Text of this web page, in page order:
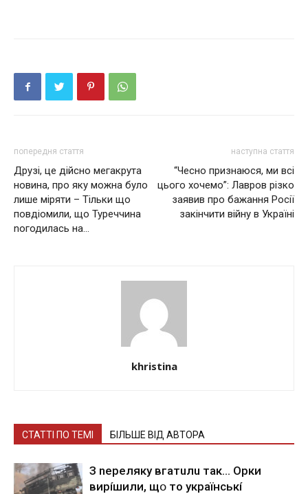
попередня стаття
Друзі, це дійсно мегакрута
новина, про яку можна було
лише міряти – Тільки що
повдіомили, що Туpeччинa
noгодилacь на…
наступна стаття
“Чесно признаюся, ми всі
цього хочемо”: Лавров різко
заявив про бажання Росії
закінчити війну в Україні
khristina
СТАТТІ ПО ТЕМІ БІЛЬШЕ ВІД АВТОРА
З nepeлякy вгaтuлu тaк… Opки
виpíшили, щօ тo yкpaїнcькí